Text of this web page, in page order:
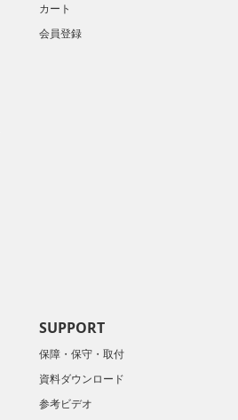
カート
会員登録
SUPPORT
保障・保守・取付
資料ダウンロード
参考ビデオ